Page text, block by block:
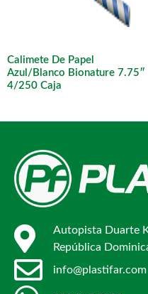
Calimete De Papel
Azul/Blanco Bionature 7.75″
4/250 Caja
Autopista Duarte
República
info@plastifar.com